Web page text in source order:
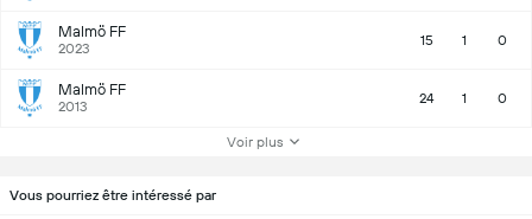
Malmö FF
2023 15 1 0
Malmö FF
2013 24 1 0
Voir plus
Vous pourriez être intéressé par